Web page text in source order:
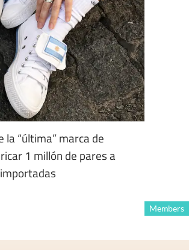
la “última” marca de
1 millón de pares a
Members